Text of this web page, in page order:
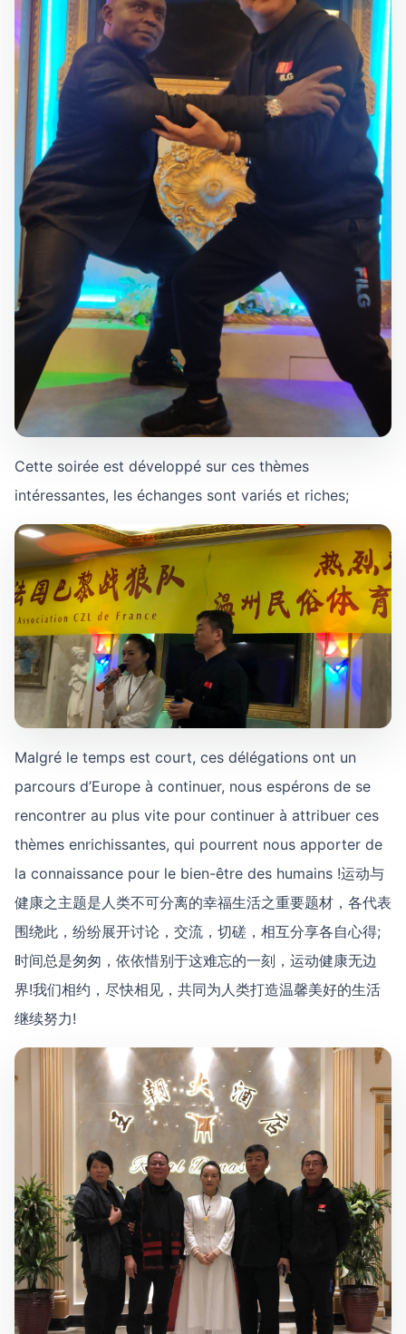
Cette soirée est développé sur ces thèmes
intéressantes, les échanges sont variés et riches;
Malgré le temps est court, ces délégations ont un
parcours d’Europe à continuer, nous espérons de se
rencontrer au plus vite pour continuer à attribuer ces
thèmes enrichissantes, qui pourrent nous apporter de
la connaissance pour le bien-être des humains !运动与
健康之主题是人类不可分离的幸福生活之重要题材，各代表
围绕此，纷纷展开讨论，交流，切磋，相互分享各自心得;
时间总是匆匆，依依惜别于这难忘的一刻，运动健康无边
界!我们相约，尽快相见，共同为人类打造温馨美好的生活
继续努力!